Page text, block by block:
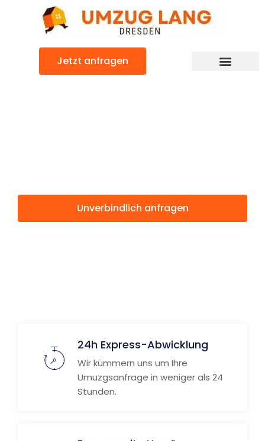
Jetzt anfragen
Unverbindlich anfragen
24h Express-Abwicklung
Wir kümmern uns um Ihre
Umuzgsanfrage in weniger als 24
Stunden.